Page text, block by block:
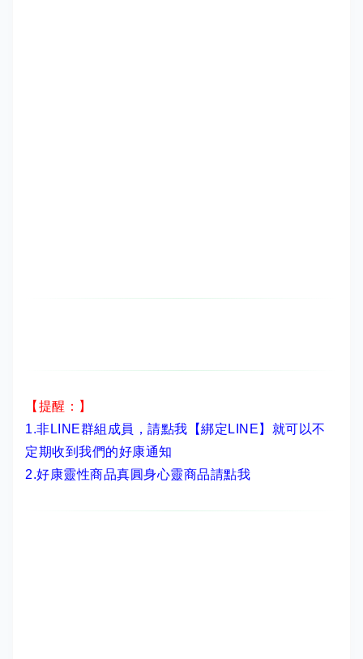
【提醒：】
1.非LINE群組成員， 請點我【綁定LINE】 就可以不
定期收到我們的好康通知
2.好康靈性商品真圓身心靈商品請點我